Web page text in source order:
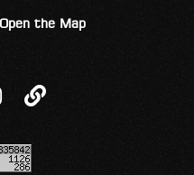
the Map